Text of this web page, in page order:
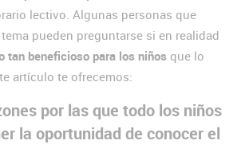
lectivo. Algunas personas que
pueden preguntarse si en realidad
tan beneficioso para los niños que lo
artículo te ofrecemos:
por las que todo los niños
la oportunidad de conocer el